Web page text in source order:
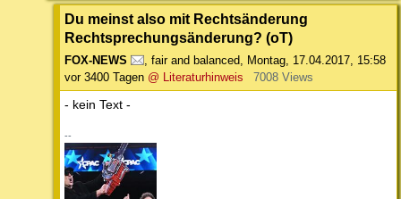
Du meinst also mit Rechtsänderung
Rechtsprechungsänderung? (oT)
FOX-NEWS , fair and balanced, Montag, 17.04.2017, 15:58
vor 3400 Tagen @ Literaturhinweis 7008 Views
- kein Text -
--